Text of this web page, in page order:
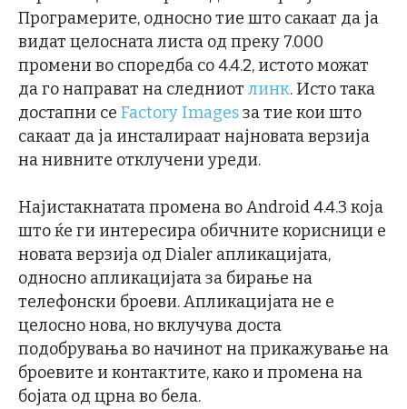
Програмерите, односно тие што сакаат да ја
видат целосната листа од преку 7.000
промени во споредба со 4.4.2, истото можат
да го направат на следниот линк. Исто така
достапни се Factory Imagesза тие кои што
сакаат да ја инсталираат најновата верзија
на нивните отклучени уреди.
Најистакнатата промена во Android 4.4.3 која
што ќе ги интересира обичните корисници е
новата верзија од Dialer апликацијата,
односно апликацијата за бирање на
телефонски броеви. Апликацијата не е
целосно нова, но вклучува доста
подобрувања во начинот на прикажување на
броевите и контактите, како и промена на
бојата од црна во бела.